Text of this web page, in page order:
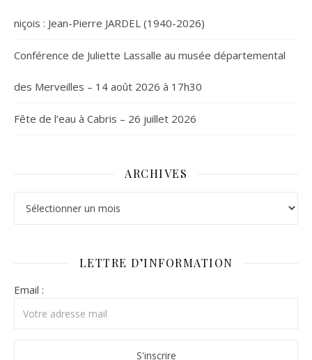
niçois : Jean-Pierre JARDEL (1940-2026)
Conférence de Juliette Lassalle au musée départemental
des Merveilles – 14 août 2026 à 17h30
Fête de l’eau à Cabris – 26 juillet 2026
ARCHIVES
LETTRE D’INFORMATION
Email :